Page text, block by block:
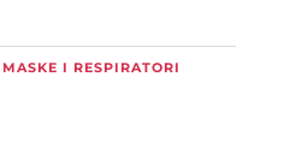
MASKE I RESPIRATORI